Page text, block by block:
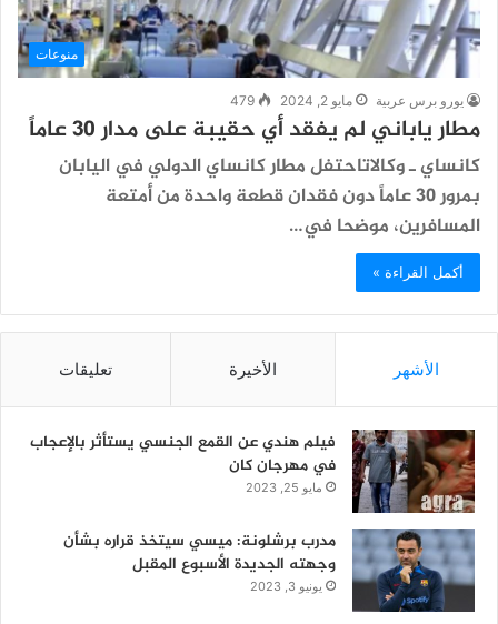
منوعات
يورو برس عربية مايو 2, 2024 479
مطار ياباني لم يفقد أي حقيبة على مدار 30 عاماً
كانساي ـ وكالاتاحتفل مطار كانساي الدولي في اليابان
بمرور 30 ​​عاماً دون فقدان قطعة واحدة من أمتعة
المسافرين، موضحا في…
أكمل القراءة »
الأشهر الأخيرة تعليقات
فيلم هندي عن القمع الجنسي يستأثر بالإعجاب
في مهرجان كان
مايو 25, 2023
مدرب برشلونة: ميسي سيتخذ قراره بشأن
وجهته الجديدة الأسبوع المقبل
يونيو 3, 2023